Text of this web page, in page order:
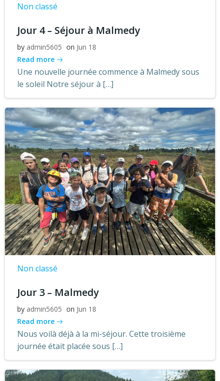
Non classé
Jour 4 – Séjour à Malmedy
by admin5605 on Jun 18
Read more
Une nouvelle journée commence à Malmedy sous
le soleil Notre séjour à […]
Non classé
Jour 3 – Malmedy
by admin5605 on Jun 18
Read more
Nous voilà déjà à la mi-séjour. Cette troisième
journée était placée sous […]